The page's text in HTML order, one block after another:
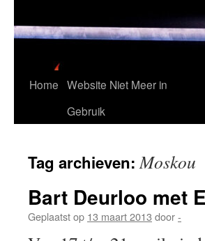
Home Website Niet Meer in
Gebruik
Tag archieven:Moskou
Bart Deurloo met
Geplaatst op 13 maart 2013 door-